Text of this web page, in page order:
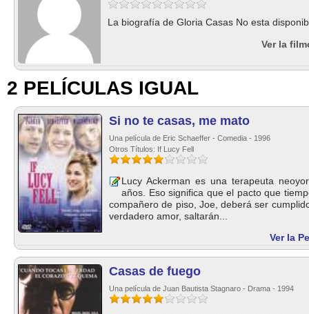
La biografía de Gloria Casas No esta
Ver la
2 PELÍCULAS IGUAL
Si no te casas, me mato
Una película de Eric Schaeffer - Comedia - 1996
Otros Títulos: If Lucy Fell
Lucy Ackerman es una terapeuta
años. Eso significa que el pacto que
compañero de piso, Joe, deberá ser
verdadero amor, saltarán...
Ver la
Casas de fuego
Una película de Juan Bautista Stagnaro - Drama - 1994